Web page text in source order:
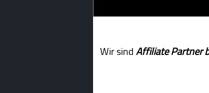
Wir sindAffiliate Partner